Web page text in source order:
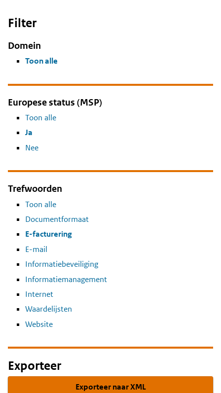
Filter
Domein
Toon alle
Europese status (MSP)
Toon alle
Ja
Nee
Trefwoorden
Toon alle
Documentformaat
E-facturering
E-mail
Informatiebeveiliging
Informatiemanagement
Internet
Waardelijsten
Website
Exporteer
Exporteer naar XML